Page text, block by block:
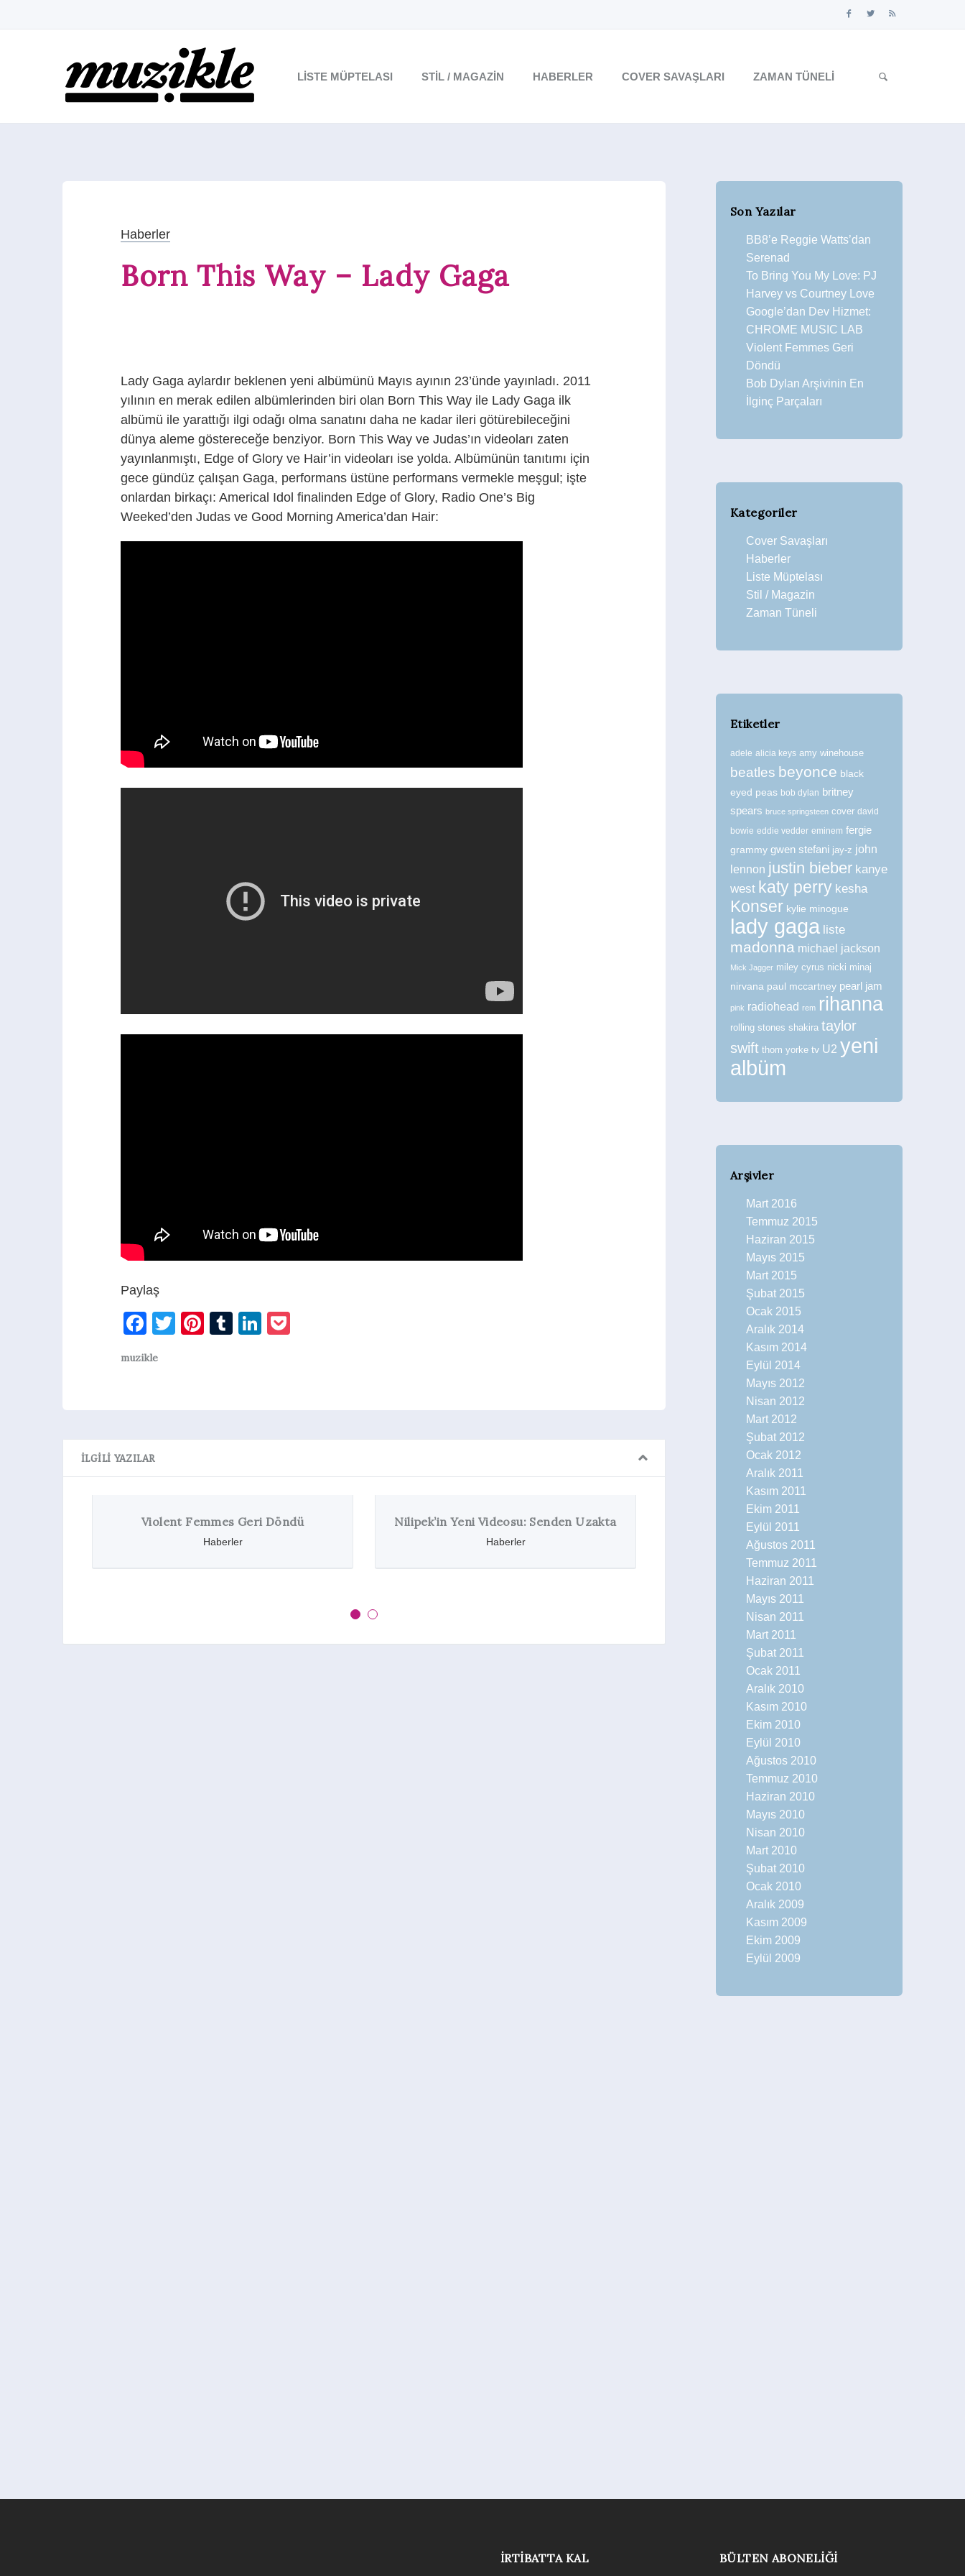
LISTE MÜPTELASI STIL / MAGAZIN HABERLER COVER SAVAŞLARI ZAMAN TÜNELI
Haberler
Born This Way – Lady Gaga
Lady Gaga aylardır beklenen yeni albümünü Mayıs ayının 23’ünde yayınladı. 2011
yılının en merak edilen albümlerinden biri olan Born This Way ile Lady Gaga ilk
albümü ile yarattığı ilgi odağı olma sanatını daha ne kadar ileri götürebileceğini
dünya aleme göstereceğe benziyor. Born This Way ve Judas’ın videoları zaten
yayınlanmıştı, Edge of Glory ve Hair’in videoları ise yolda. Albümünün tanıtımı için
gece gündüz çalışan Gaga, performans üstüne performans vermekle meşgul; işte
onlardan birkaçı: Americal Idol finalinden Edge of Glory, Radio One’s Big
Weeked’den Judas ve Good Morning America’dan Hair:
Paylaş
Facebook
TwitterPinterest
TumblrLinkedIn
muzikle
İLGILI YAZILAR
Femmes Geri Döndü Nilipek’in Yeni Videosu: Senden Uzakta
Kendrick Lamar’dan Sürpriz Yeni
Son Yazılar
BB8’e Reggie Watts’dan
Serenad
To Bring You My Love: PJ
Harvey vs Courtney Love
Google’dan Dev Hizmet:
CHROME MUSIC LAB
Violent Femmes Geri
Döndü
Bob Dylan Arşivinin En
İlginç Parçaları
Kategoriler
Cover Savaşları
Haberler
Liste Müptelası
Stil / Magazin
Zaman Tüneli
Etiketler
adele alicia keys amy winehouse
beatles beyonce black
eyed peas bob dylan britney
spears bruce springsteen cover david
bowie eddie vedder eminem fergie
grammy gwen stefani jay-z john
lennon justin bieber kanye
west katy perry kesha
Konser kylie minogue
lady gaga liste
madonna michael jackson
Mick Jagger miley cyrus nicki minaj
nirvana paul mccartney pearl jam
pink radiohead rem rihanna
rolling stones shakira taylor
swift thom yorke tv U2 yeni
albüm
Arşivler
Mart 2016
Temmuz 2015
Haziran 2015
Mayıs 2015
Mart 2015
Şubat 2015
Ocak 2015
Aralık 2014
Kasım 2014
Eylül 2014
Mayıs 2012
Nisan 2012
Mart 2012
Şubat 2012
Ocak 2012
Aralık 2011
Kasım 2011
Ekim 2011
Eylül 2011
Ağustos 2011
Temmuz 2011
Haziran 2011
Mayıs 2011
Nisan 2011
Mart 2011
Şubat 2011
Ocak 2011
Aralık 2010
Kasım 2010
Ekim 2010
Eylül 2010
Ağustos 2010
Temmuz 2010
Haziran 2010
Mayıs 2010
Nisan 2010
Mart 2010
Şubat 2010
Ocak 2010
Aralık 2009
Kasım 2009
Ekim 2009
Eylül 2009
İRTIBATTA KAL BÜLTEN ABONELIĞI